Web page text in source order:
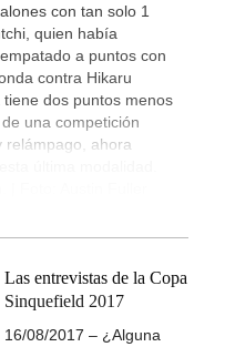
con tan solo 1
quien había
a puntos con
contra Hikaru
dos puntos menos
una competición
relámpago, ahora
Las entrevistas de la Copa
Sinquefield 2017
16/08/2017 – ¿Alguna